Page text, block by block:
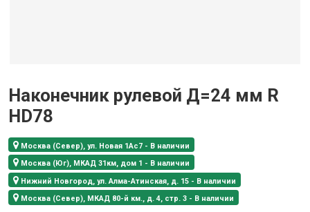
Наконечник рулевой Д=24 мм R
HD78
Москва (Север), ул. Новая 1Ас7 - В наличии
Москва (Юг), МКАД 31км, дом 1 - В наличии
Нижний Новгород, ул. Алма-Атинская, д. 15 - В наличии
Москва (Север), МКАД 80-й км., д. 4, стр. 3 - В наличии